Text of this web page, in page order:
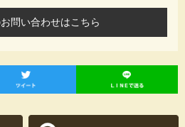
問い合わせはこちら